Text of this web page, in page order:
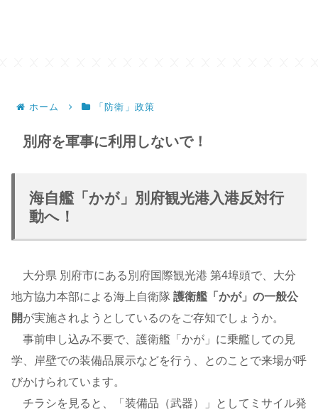
ホーム 「防衛」政策
別府を軍事に利用しないで！
海自艦「かが」別府観光港入港反対行
動へ！
大分県 別府市にある別府国際観光港 第4埠頭で、大分
地方協力本部による海上自衛隊 護衛艦「かが」の一般公
開が実施されようとしているのをご存知でしょうか。
事前申し込み不要で、護衛艦「かが」に乗艦しての見
学、岸壁での装備品展示などを行う、とのことで来場が呼
びかけられています。
チラシを見ると、「装備品（武器）」としてミサイル発